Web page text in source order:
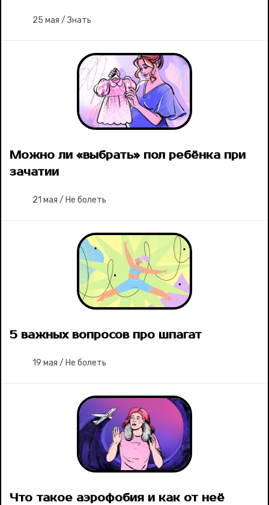
25 мая / Знать
Можно ли «выбрать» пол ребёнка при
зачатии
21 мая / Не болеть
5 важных вопросов про шпагат
19 мая / Не болеть
Что такое аэрофобия и как от неё